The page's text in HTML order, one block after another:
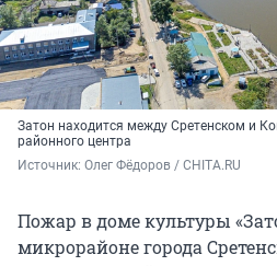
Затон находится между Сретенском и
районного центра
Источник: Олег Фёдоров / CHITA.RU
Пожар в доме культуры
микрорайоне города